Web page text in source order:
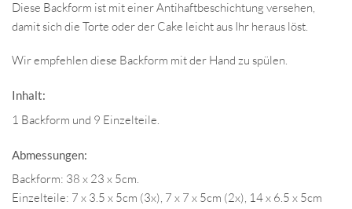
Diese Backform ist mit einer Antihaftbeschichtung versehen,
damit sich die Torte oder der Cake leicht aus Ihr heraus löst.
Wir empfehlen diese Backform mit der Hand zu spülen.
Inhalt:
1 Backform und 9 Einzelteile.
Abmessungen:
Backform: 38 x 23 x 5cm.
Einzelteile: 7 x 3.5 x 5cm (3x), 7 x 7 x 5cm (2x), 14 x 6.5 x 5cm